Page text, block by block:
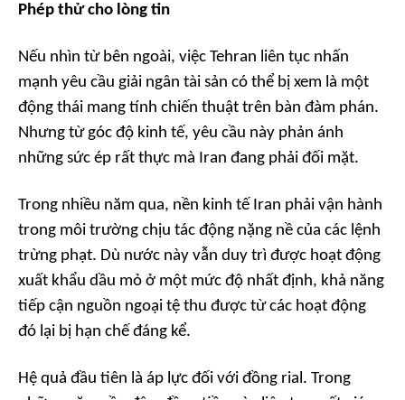
Phép thử cho lòng tin
Nếu nhìn từ bên ngoài, việc Tehran liên tục nhấn
mạnh yêu cầu giải ngân tài sản có thể bị xem là một
động thái mang tính chiến thuật trên bàn đàm phán.
Nhưng từ góc độ kinh tế, yêu cầu này phản ánh
những sức ép rất thực mà Iran đang phải đối mặt.
Trong nhiều năm qua, nền kinh tế Iran phải vận hành
trong môi trường chịu tác động nặng nề của các lệnh
trừng phạt. Dù nước này vẫn duy trì được hoạt động
xuất khẩu dầu mỏ ở một mức độ nhất định, khả năng
tiếp cận nguồn ngoại tệ thu được từ các hoạt động
đó lại bị hạn chế đáng kể.
Hệ quả đầu tiên là áp lực đối với đồng rial. Trong